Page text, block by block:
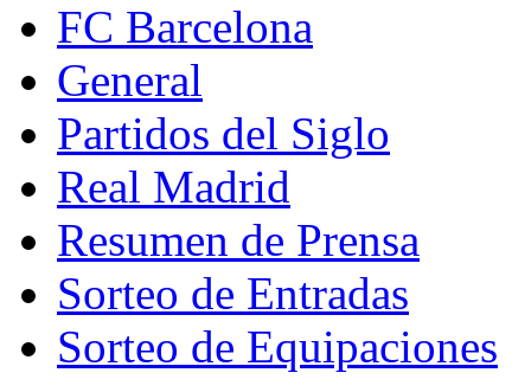
FC Barcelona
General
Partidos del Siglo
Real Madrid
Resumen de Prensa
Sorteo de Entradas
Sorteo de Equipaciones